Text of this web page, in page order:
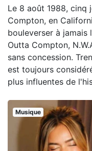
Le 8 août 1988, cinq
Compton, en
bouleverser à jamais
Outta Compton,
sans concession.
est toujours
plus influentes de
Musique